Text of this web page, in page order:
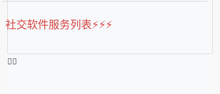
社交软件服务列表⚡️⚡️⚡️
❤️‍🔥